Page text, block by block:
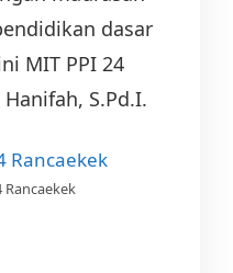
dasar
MIT PPI 24
S.Pd.I.
Rancaekek